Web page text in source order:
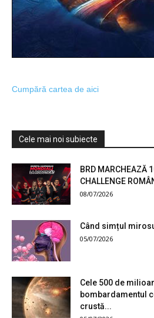
Cumpără cartea de aici
Cele mai noi subiecte
BRD MARCHEAZĂ
CHALLENGE
08/07/2026
Când simțul
05/07/2026
Cele 500 de
bombardamentul
crustă...